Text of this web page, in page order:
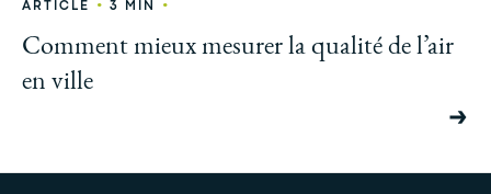
ARTICLE • 3 MIN •
Comment mieux mesurer la qualité de l’air
en ville